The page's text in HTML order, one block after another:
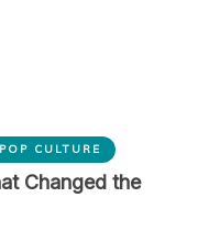
CULTURE
Changed the